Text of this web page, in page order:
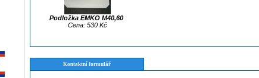
Podložka EMKO M40,60
Cena: 530 Kč
Kontaktní formulář